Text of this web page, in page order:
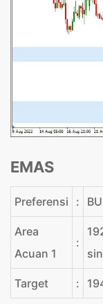
EMAS
Preferensi :
Area
Acuan 1
:
Target :